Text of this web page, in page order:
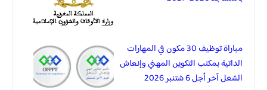
مباراة توظيف 30 مكون في المهارات
الداتية بمكتب التكوين المهني وإنعاش
الشغل آخر أجل 6 شتنبر 2026